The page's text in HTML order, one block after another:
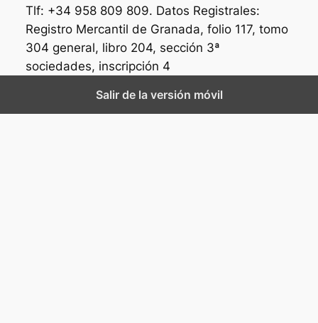
Tlf: +34 958 809 809. Datos Registrales:
Registro Mercantil de Granada, folio 117, tomo
304 general, libro 204, sección 3ª
sociedades, inscripción 4
Salir de la versión móvil